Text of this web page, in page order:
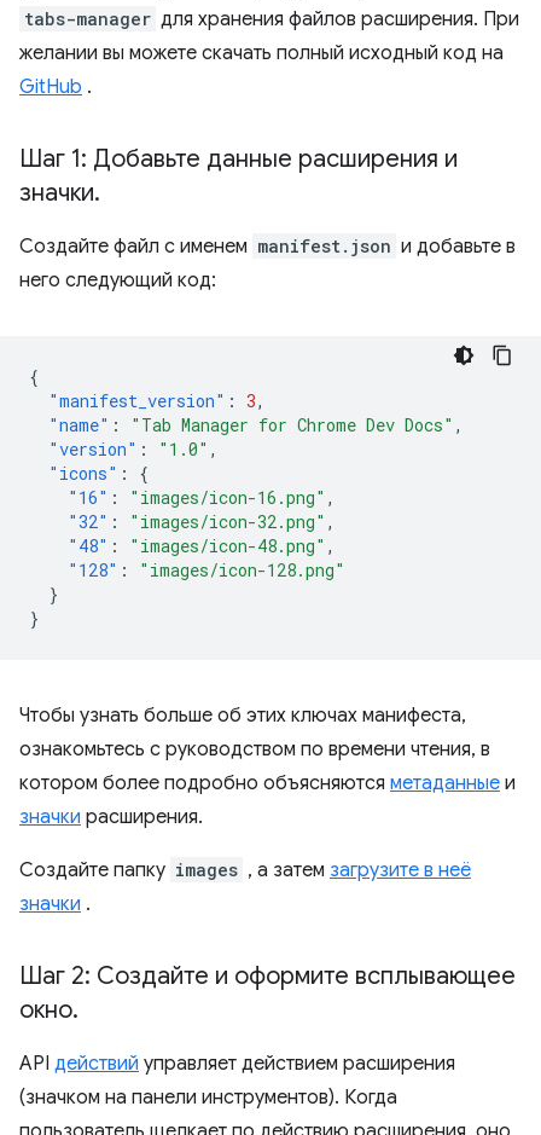
tabs-manager для хранения файлов расширения. При
желании вы можете скачать полный исходный код на
GitHub .
Шаг 1: Добавьте данные расширения и
значки.
Создайте файл с именем manifest.json и добавьте в
него следующий код:
{
"manifest_version" : 3,
"name" : "Tab Manager for Chrome Dev Docs" ,
"version" : "1.0" ,
"icons" :
{
"16" : "images/icon-16.png" ,
"32" : "images/icon-32.png" ,
"48" : "images/icon-48.png" ,
"128" :
"images/icon-128.png"
}
}
Чтобы узнать больше об этих ключах манифеста,
ознакомьтесь с руководством по времени чтения, в
котором более подробно объясняются метаданные и
значки расширения.
Создайте папку images , а затем загрузите в неё
значки .
Шаг 2: Создайте и оформите всплывающее
окно.
API действий управляет действием расширения
(значком на панели инструментов). Когда